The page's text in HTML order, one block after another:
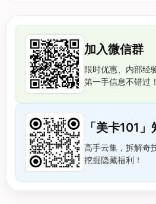
加入微信群
限时优惠、内部经
第一手信息不错过！
「美卡101
高手云集，拆解奇
挖掘隐藏福利！